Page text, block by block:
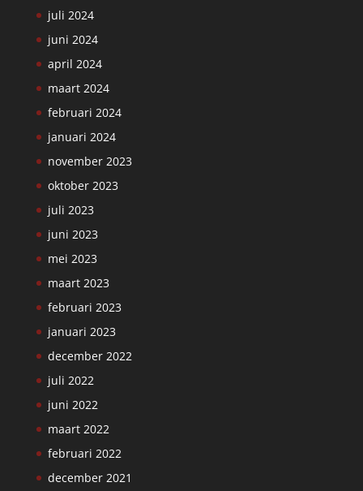
juli 2024
juni 2024
april 2024
maart 2024
februari 2024
januari 2024
november 2023
oktober 2023
juli 2023
juni 2023
mei 2023
maart 2023
februari 2023
januari 2023
december 2022
juli 2022
juni 2022
maart 2022
februari 2022
december 2021